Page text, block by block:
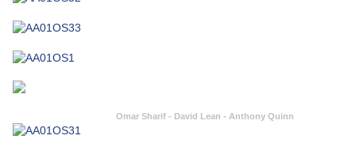
Omar Sharif - David Lean - Anthony Quinn